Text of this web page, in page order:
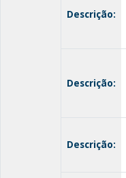
Descrição:
Descrição:
Descrição: